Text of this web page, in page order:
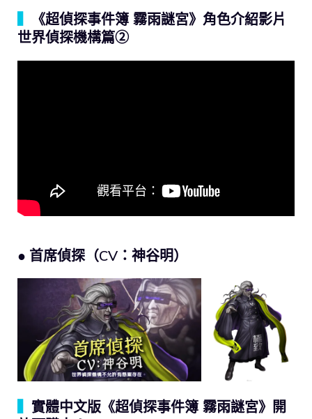
《超偵探事件簿 霧雨謎宮》角色介紹影片
世界偵探機構篇②
● 首席偵探（CV：神谷明）
實體中文版《超偵探事件簿 霧雨謎宮》開